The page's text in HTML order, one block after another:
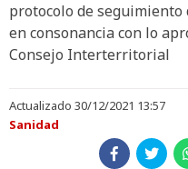
protocolo de seguimiento
en consonancia con lo
Consejo Interterritorial
Actualizado 30/12/2021 13:57
Sanidad